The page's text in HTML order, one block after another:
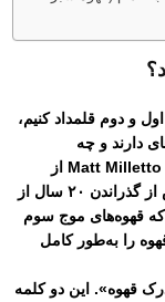
و دوم قلمداد کنیم،
دارند و چه
مشخصه‌ای آن‌ها را از دیگر قهوه‌ها متمایز می‌کنند؟ Matt Milletto از
کافی‌شاپ Water Avenue Coffee می‌گوید: «پس از گذراندن ۲۰ سال از
که قهوه‌های موج سوم
را به‌طور کامل
قهوه». این دو کلمه